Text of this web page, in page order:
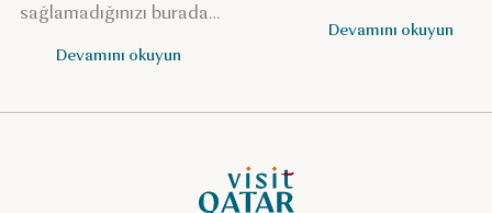
sağlamadığınızı buradan
Devamını okuyun
Devamını okuyun
VisitQatar Ana Sayfası